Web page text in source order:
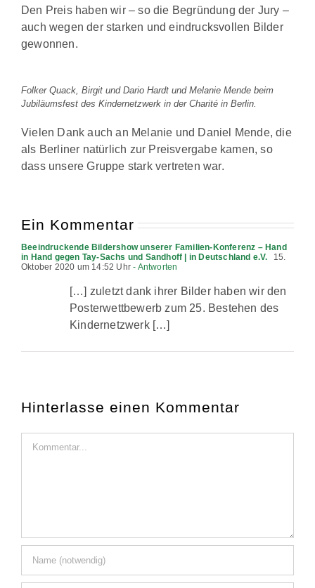
Den Preis haben wir – so die Begründung der Jury –
auch wegen der starken und eindrucksvollen Bilder
gewonnen.
Folker Quack, Birgit und Dario Hardt und Melanie Mende beim
Jubiläumsfest des Kindernetzwerk in der Charité in Berlin.
Vielen Dank auch an Melanie und Daniel Mende, die
als Berliner natürlich zur Preisvergabe kamen, so
dass unsere Gruppe stark vertreten war.
Ein Kommentar
Beeindruckende Bildershow unserer Familien-Konferenz – Hand
in Hand gegen Tay-Sachs und Sandhoff | in Deutschland e.V.
15.
Oktober 2020 um 14:52 Uhr - Antworten
[…] zuletzt dank ihrer Bilder haben wir den
Posterwettbewerb zum 25. Bestehen des
Kindernetzwerk […]
Hinterlasse einen Kommentar